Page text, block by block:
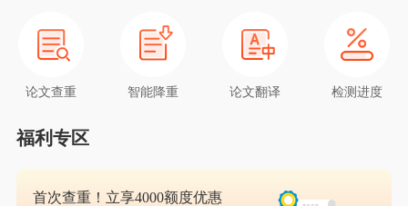
论文查重 智能降重 论文翻译 检测进度
福利专区
首次查重！立享4000额度优惠